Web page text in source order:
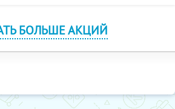
БОЛЬШЕ АКЦИЙ